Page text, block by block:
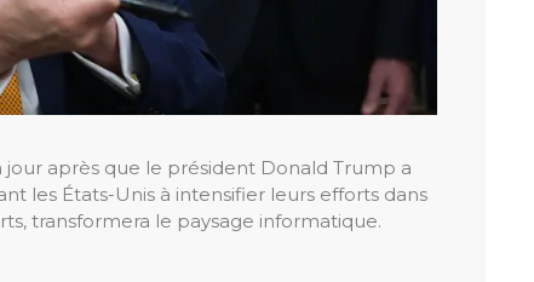
après que le président Donald Trump a
les États-Unis à intensifier leurs efforts dans
transformera le paysage informatique.